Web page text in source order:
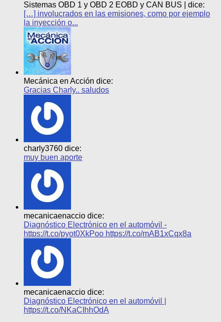
Sistemas OBD 1 y OBD 2 EOBD y CAN BUS | dice:
[…] involucrados en las emisiones, como por ejemplo
la inyección o...
Mecánica en Acción dice:
Gracias Charly.. saludos
charly3760 dice:
muy buen aporte
mecanicaenaccio dice:
Diagnóstico Electrónico en el automóvil -
https://t.co/pyot0XkPoo https://t.co/mAB1xCqx8a
mecanicaenaccio dice:
Diagnóstico Electrónico en el automóvil |
https://t.co/NKaCIhhOdA